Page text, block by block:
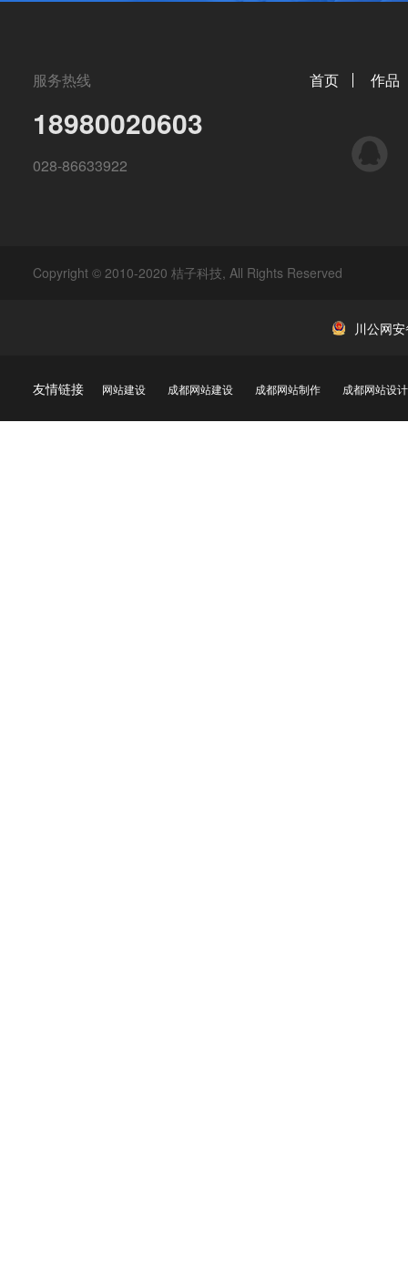
服务热线
18980020603
028-86633922
首页 作品
QQ
Copyright © 2010-2020 桔子科技, All Rights Reserved
川公网
友情链接 网站建设 成都网站建设 成都网站制作 成都网站设计